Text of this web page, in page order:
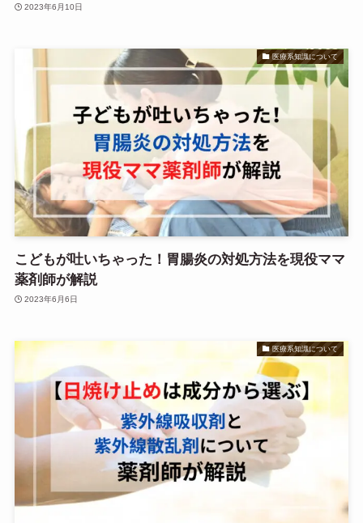
2023年6月10日
医療系知識について
こどもが吐いちゃった！胃腸炎の対処方法を現役ママ
薬剤師が解説
2023年6月6日
医療系知識について